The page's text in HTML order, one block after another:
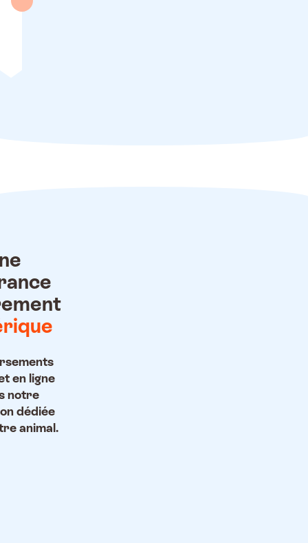
en ligne
notre
dédiée
animal.